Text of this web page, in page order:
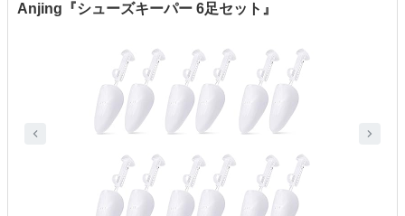
Anjing『シューズキーパー 6足セット』